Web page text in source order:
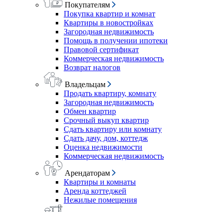
Покупателям
Покупка квартир и комнат
Квартиры в новостройках
Загородная недвижимость
Помощь в получении ипотеки
Правовой сертификат
Коммерческая недвижимость
Возврат налогов
Владельцам
Продать квартиру, комнату
Загородная недвижимость
Обмен квартир
Срочный выкуп квартир
Сдать квартиру или комнату
Сдать дачу, дом, коттедж
Оценка недвижимости
Коммерческая недвижимость
Арендаторам
Квартиры и комнаты
Аренда коттеджей
Нежилые помещения